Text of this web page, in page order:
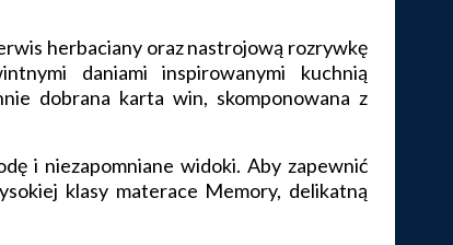
herbaciany oraz nastrojową rozrywkę
daniami inspirowanymi kuchnią
dobrana karta win, skomponowana z
i niezapomniane widoki. Aby zapewnić
klasy materace Memory, delikatną